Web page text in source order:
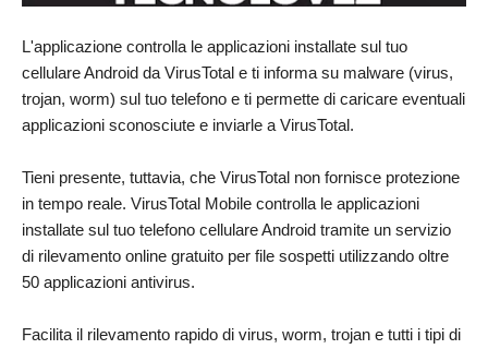
L'applicazione controlla le applicazioni installate sul tuo
cellulare Android da VirusTotal e ti informa su malware (virus,
trojan, worm) sul tuo telefono e ti permette di caricare eventuali
applicazioni sconosciute e inviarle a VirusTotal.
Tieni presente, tuttavia, che VirusTotal non fornisce protezione
in tempo reale. VirusTotal Mobile controlla le applicazioni
installate sul tuo telefono cellulare Android tramite un servizio
di rilevamento online gratuito per file sospetti utilizzando oltre
50 applicazioni antivirus.
Facilita il rilevamento rapido di virus, worm, trojan e tutti i tipi di